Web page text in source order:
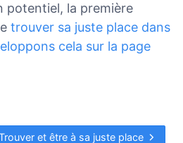
potentiel, la première
trouver sa juste place dans
cela sur la page
et être à sa juste place